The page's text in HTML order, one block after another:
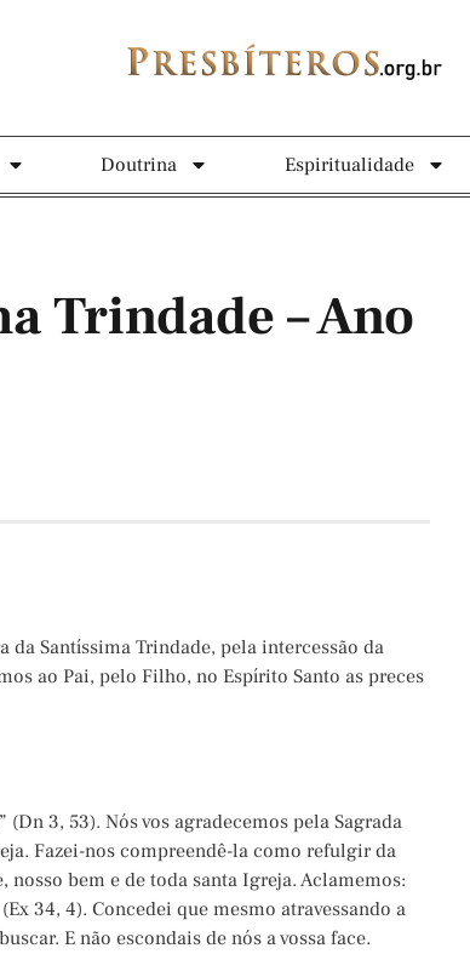
Doutrina Espiritualidade
Trindade – Ano
Santíssima Trindade, pela intercessão da
ao Pai, pelo Filho, no Espírito Santo as preces
3, 53). Nós vos agradecemos pela Sagrada
Fazei-nos compreendê-la como refulgir da
nosso bem e de toda santa Igreja. Aclamemos:
34, 4). Concedei que mesmo atravessando a
E não escondais de nós a vossa face.